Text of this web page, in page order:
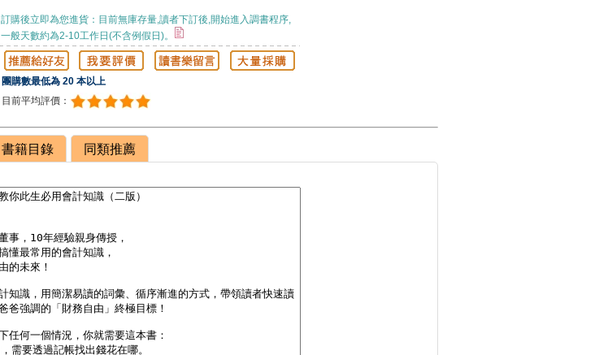
訂購後立即為您進貨：目前無庫存量,讀者下訂後,開始進入調書程序,
一般天數約為2-10工作日(不含例假日)。
團購數最低為 20 本以上
目前平均評價：
書籍目錄 同類推薦